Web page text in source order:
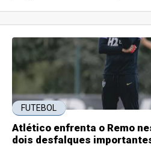
FUTEBOL
Atlético enfrenta o Remo
dois desfalques